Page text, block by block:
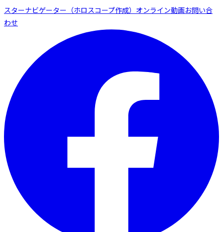
スターナビゲーター（ホロスコープ作成） オンライン動画お問い合
わせ